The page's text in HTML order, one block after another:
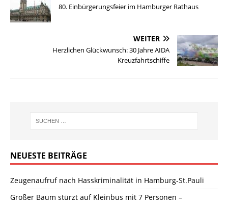
80. Einbürgerungsfeier im Hamburger Rathaus
WEITER
Herzlichen Glückwunsch: 30 Jahre AIDA
Kreuzfahrtschiffe
NEUESTE BEITRÄGE
Zeugenaufruf nach Hasskriminalität in Hamburg-St.Pauli
Großer Baum stürzt auf Kleinbus mit 7 Personen –